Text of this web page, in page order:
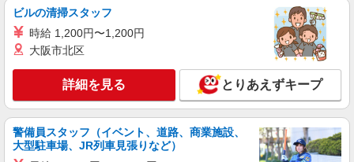
紹介予定派遣
株式会社シエロ
【楽天モバイル】の携帯販売スタッフ
時給1400円〜 ※残業代支給 ★交通費別途支給
+゜ 入社祝い金10万円支給(規定有) お友達を紹介
頂くと, インセンティブ支給(規定有) ★月2回払
い・週払い可能（規程有）★ ゜・。○。・゜
+゜・。○。・゜+゜
熊本県熊本市中央区の楽天モバイルショップ
キープ 詳細を見る
ビルの清掃スタッフ
時給 1,200円〜1,200円
大阪市北区
詳細を見る とりあえずキープ
警備員スタッフ（イベント、道路、商業施設、
大型駐車場、JR列車見張りなど）